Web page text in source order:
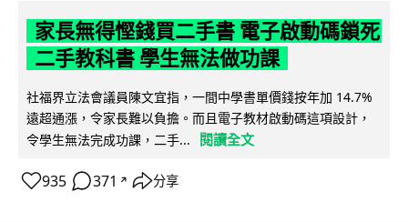
家長無得慳錢買二手書 電子啟動碼鎖死
二手教科書 學生無法做功課
社福界立法會議員陳文宜指，一間中學書單價錢按年加 14.7%
遠超通漲，令家長難以負擔。而且電子教材啟動碼這項設計，
令學生無法完成功課，二手...
閱讀全文
935 371 ↗ 分享